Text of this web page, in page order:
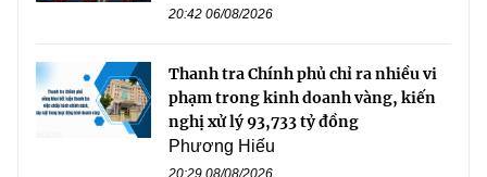
20:42 06/08/2026
Thanh tra Chính phủ chỉ ra nhiều vi
phạm trong kinh doanh vàng, kiến
nghị xử lý 93,733 tỷ đồng
Phương Hiếu
20:29 08/08/2026